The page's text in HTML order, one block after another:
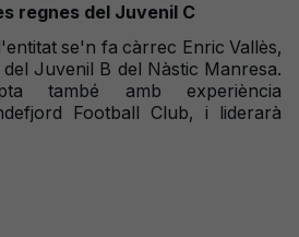
regnes del Juvenil C
se'n fa càrrec Enric Vallès,
Juvenil B del Nàstic Manresa.
també amb experiència
Football Club, i liderarà